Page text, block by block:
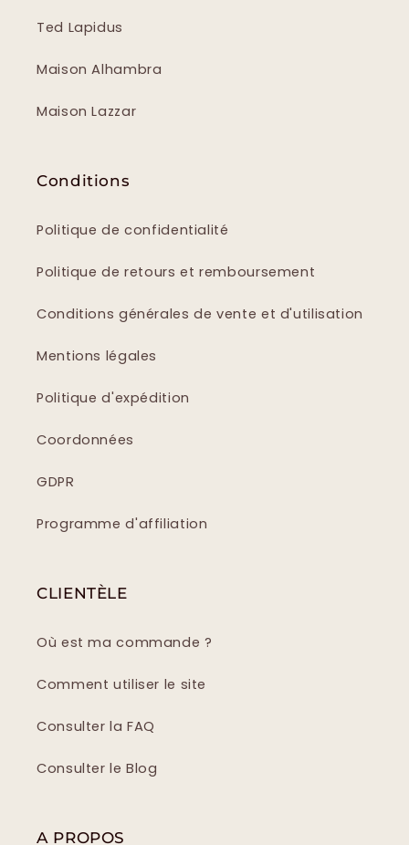
Ted Lapidus
Maison Alhambra
Maison Lazzar
Conditions
Politique de confidentialité
Politique de retours et remboursement
Conditions générales de vente et d'utilisation
Mentions légales
Politique d'expédition
Coordonnées
GDPR
Programme d'affiliation
CLIENTÈLE
Où est ma commande ?
Comment utiliser le site
Consulter la FAQ
Consulter le Blog
A PROPOS